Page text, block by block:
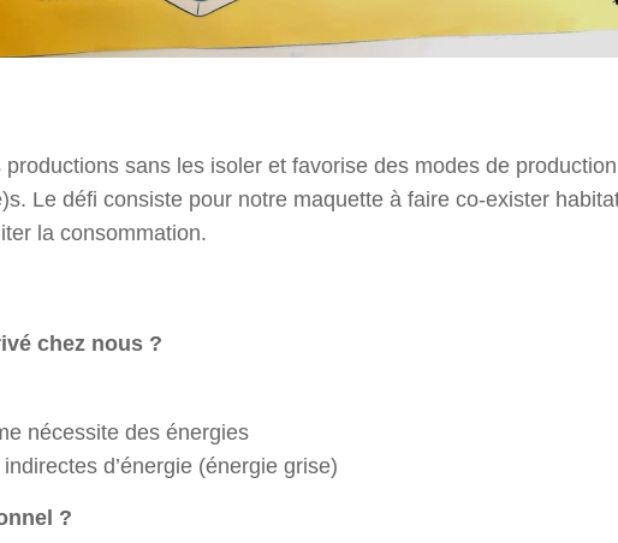
sans les isoler et favorise des modes de
Le défi consiste pour notre maquette à faire co-exister
la consommation.
chez nous ?
nécessite des énergies
d’énergie (énergie grise)
?